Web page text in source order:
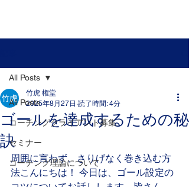
All Posts
コーチングクライアント募集
セミナー
コーチング理論について
All Posts
ゴールを達成するための秘
訣
竹虎 権堂
2025年8月27日 読了時間: 4分
周囲に言わず、さりげなく巻き込む方
法こんにちは！ 今日は、ゴール設定の